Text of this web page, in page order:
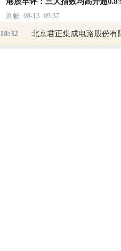
刘畅 08-13 09:37
18:32 北京君正集成电路股份有